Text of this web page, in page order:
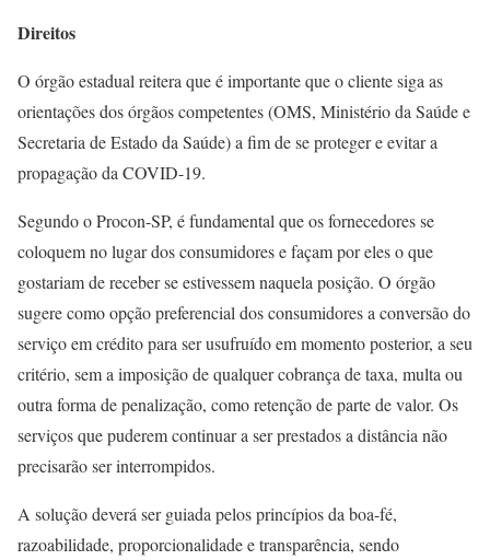
Direitos
O órgão estadual reitera que é importante que o cliente siga as
orientações dos órgãos competentes (OMS, Ministério da Saúde e
Secretaria de Estado da Saúde) a fim de se proteger e evitar a
propagação da COVID-19.
Segundo o Procon-SP, é fundamental que os fornecedores se
coloquem no lugar dos consumidores e façam por eles o que
gostariam de receber se estivessem naquela posição. O órgão
sugere como opção preferencial dos consumidores a conversão do
serviço em crédito para ser usufruído em momento posterior, a seu
critério, sem a imposição de qualquer cobrança de taxa, multa ou
outra forma de penalização, como retenção de parte de valor. Os
serviços que puderem continuar a ser prestados a distância não
precisarão ser interrompidos.
A solução deverá ser guiada pelos princípios da boa-fé,
razoabilidade, proporcionalidade e transparência, sendo